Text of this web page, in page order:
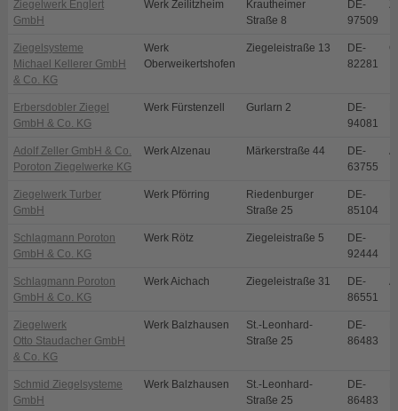
Ziegelwerk Englert
GmbH
Werk Zeilitzheim
Krautheimer
Straße 8
DE-
97509
Ziegelsysteme
Michael Kellerer GmbH
& Co. KG
Werk
Oberweikertshofen
Ziegeleistraße 13
DE-
82281
Erbersdobler Ziegel
GmbH & Co. KG
Werk Fürstenzell Gurlarn 2
DE-
94081
Adolf Zeller GmbH & Co.
Poroton Ziegelwerke KG
Werk Alzenau Märkerstraße 44
DE-
63755
Ziegelwerk Turber
GmbH
Werk Pförring
Riedenburger
Straße 25
DE-
85104
Schlagmann Poroton
GmbH & Co. KG
Werk Rötz Ziegeleistraße 5
DE-
92444
Schlagmann Poroton
GmbH & Co. KG
Werk Aichach Ziegeleistraße 31
DE-
86551
Ziegelwerk
Otto Staudacher GmbH
& Co. KG
Werk Balzhausen
St.-Leonhard-
Straße 25
DE-
86483
Schmid Ziegelsysteme
GmbH
Werk Balzhausen
St.-Leonhard-
Straße 25
DE-
86483